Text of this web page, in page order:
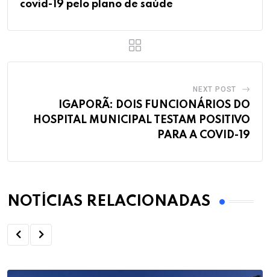
covid-19 pelo plano de saúde
NEXT POST
IGAPORÃ: DOIS FUNCIONÁRIOS DO
HOSPITAL MUNICIPAL TESTAM POSITIVO
PARA A COVID-19
NOTÍCIAS RELACIONADAS